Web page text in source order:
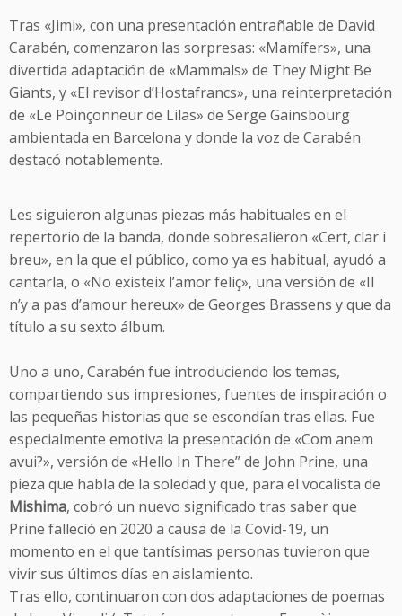
Tras «Jimi», con una presentación entrañable de David
Carabén, comenzaron las sorpresas: «Mamífers», una
divertida adaptación de «Mammals» de They Might Be
Giants, y «El revisor d’Hostafrancs», una reinterpretación
de «Le Poinçonneur de Lilas» de Serge Gainsbourg
ambientada en Barcelona y donde la voz de Carabén
destacó notablemente.
Les siguieron algunas piezas más habituales en el
repertorio de la banda, donde sobresalieron «Cert, clar i
breu», en la que el público, como ya es habitual, ayudó a
cantarla, o «No existeix l’amor feliç», una versión de «Il
n’y a pas d’amour hereux» de Georges Brassens y que da
título a su sexto álbum.
Uno a uno, Carabén fue introduciendo los temas,
compartiendo sus impresiones, fuentes de inspiración o
las pequeñas historias que se escondían tras ellas. Fue
especialmente emotiva la presentación de «Com anem
avui?», versión de «Hello In There” de John Prine, una
pieza que habla de la soledad y que, para el vocalista de
Mishima, cobró un nuevo significado tras saber que
Prine falleció en 2020 a causa de la Covid-19, un
momento en el que tantísimas personas tuvieron que
vivir sus últimos días en aislamiento.
Tras ello, continuaron con dos adaptaciones de poemas